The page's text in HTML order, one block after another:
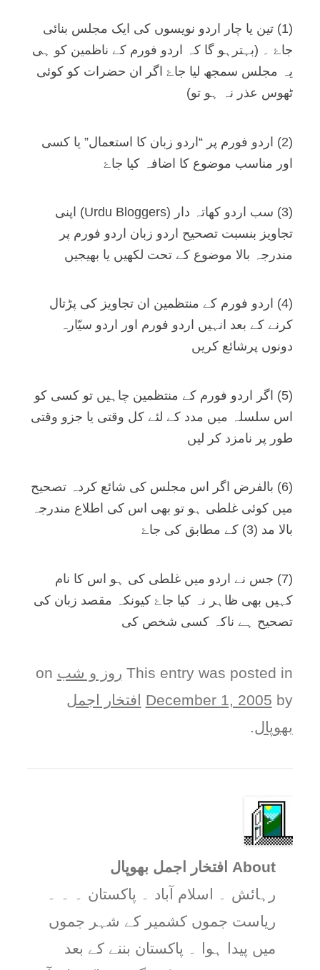
(1) تین یا چار اردو نویسوں کی ایک مجلس بنائی
جاۓ ۔ (بہترہو گا کہ اردو فورم کے ناظمین کو ہی
یہ مجلس سمجھ لیا جاۓ اگر ان حضرات کو کوئی
ٹھوس عذر نہ ہو تو)
(2) اردو فورم پر “اردو زبان کا استعمال” یا کسی
اور مناسب موضوع کا اضافہ کیا جاۓ
(3) سب اردو کھاتہ دار (Urdu Bloggers) اپنی
تجاویز بنسبت تصحیح اردو زبان اردو فورم پر
مندرجہ بالا موضوع کے تحت لکھیں یا بھیجیں
(4) اردو فورم کے منتظمین ان تجاویز کی پڑتال
کرنے کے بعد انہیں اردو فورم اور اردو سیّارہ
دونوں پرشائع کریں
(5) اگر اردو فورم کے منتظمین چاہیں تو کسی کو
اس سلسلہ میں مدد کے لئے کل وقتی یا جزو وقتی
طور پر نامزد کر لیں
(6) بالفرض اگر اس مجلس کی شائع کردہ تصحیح
میں کوئی غلطی ہو تو بھی اس کی اطلاع مندرجہ
بالا مد (3) کے مطابق کی جاۓ
(7) جس نے اردو میں غلطی کی ہو اس کا نام
کہیں بھی ظاہر نہ کیا جاۓ کیونکہ مقصد زبان کی
تصحیح ہے ناکہ کسی شخص کی
This entry was posted in روز و شب
December 1, 2005 by
افتخار اجمل
بھوپال.
About افتخار اجمل بھوپال
رہائش ۔ اسلام آباد ۔ پاکستان ۔ ۔ ۔
ریاست جموں کشمیر کے شہر جموں
میں پیدا ہوا ۔ پاکستان بننے کے بعد